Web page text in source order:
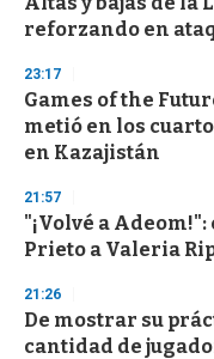
reforzando en
23:17
Games of the
metió en los
en Kazajistán
21:57
"¡Volvé a
Prieto a Valeria
21:26
De mostrar su
cantidad de